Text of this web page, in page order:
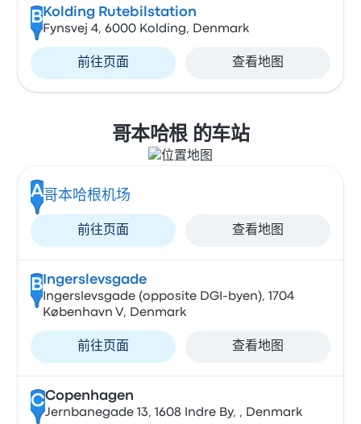
B Kolding Rutebilstation
Fynsvej 4, 6000 Kolding, Denmark
前往页面 查看地图
哥本哈根 的车站
A哥本哈根机场
前往页面 查看地图
B Ingerslevsgade
Ingerslevsgade (opposite DGI-byen), 1704
København V, Denmark
前往页面 查看地图
CCopenhagen
Jernbanegade 13, 1608 Indre By, , Denmark